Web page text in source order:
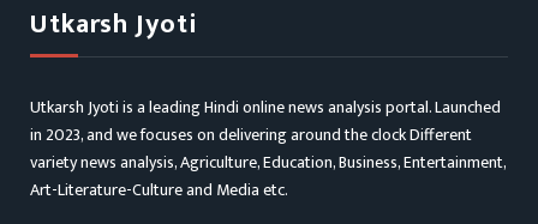
Utkarsh Jyoti
Utkarsh Jyoti is a leading Hindi online news analysis portal. Launched
in 2023, and we focuses on delivering around the clock Different
variety news analysis, Agriculture, Education, Business, Entertainment,
Art-Literature-Culture and Media etc.